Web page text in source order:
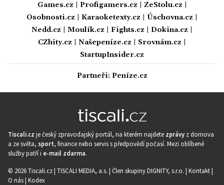
Games.cz
Profigamers.cz ZeStolu.cz
Osobnosti.cz
Karaoketexty.cz Úschovna.cz
Nedd.cz
Moulík.cz Fights.cz Dokina.cz
CZhity.cz
Našepeníze.cz Srovnám.cz
StartupInsider.cz
Partneři: Peníze.cz
Tiscali.cz je český zpravodajský portál, na kterém najdete zprávy z domova
a ze světa, sport, finance nebo servis s předpovědí počasí. Mezi oblíbené
služby patří i e-mail zdarma.
© 2026 Tiscali.cz | TISCALI MEDIA, a.s. | Člen skupiny DIGNITY, s.r.o. | Kontakt|
O nás| Kodex